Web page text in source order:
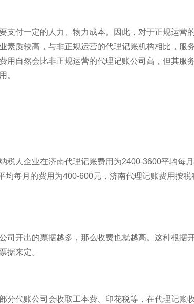
付一定的人力、物力成本。因此，对于正规运营
素质较高，与非正规运营的代理记账机构相比，服
用自然会比非正规运营的代理记账公司高，但其服
。
税人企业在济南代理记账费用为2400-3600平均每
每月的费用为400-600元，济南代理记账费用按
司开出的票据越多，那么收费也就越高。这种根据
据来定。
分代账公司会收取工本费、印花税等，在代理记账